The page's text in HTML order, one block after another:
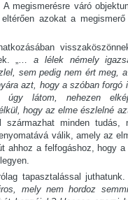
megismerésre váró
azokat a
„…a lélek némely
sem pedig nem ért meg,
azt, hogy a szóban forgó
úgy látom, nehezen
hogy az elme észlelné
származhat minden tudás,
válik, amely az
ahhoz a felfogáshoz, hogy
tapasztalással juthatunk.
mely nem hordoz